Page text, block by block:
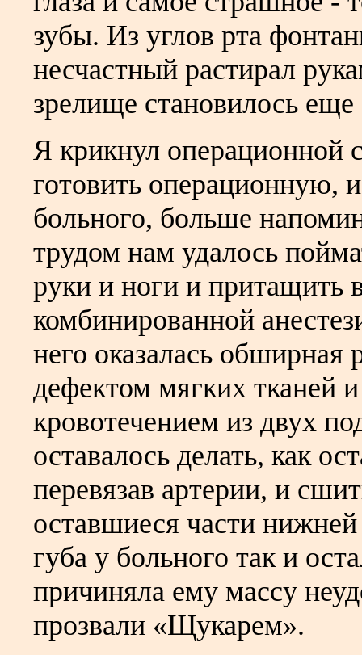
зубы. Из углов рта
несчастный растирал
зрелище становилось
Я крикнул операционной
готовить операционную,
больного, больше
трудом нам удалось
руки и ноги и притащить
комбинированной
него оказалась
дефектом мягких тканей
кровотечением из двух
оставалось делать, как
перевязав артерии, и
оставшиеся части
губа у больного так и
причиняла ему массу
прозвали «Щукарем».